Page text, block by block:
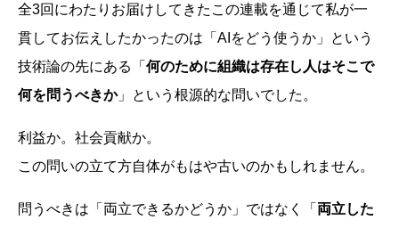
全3回にわたりお届けしてきたこの連載を通じて私が一
貫してお伝えしたかったのは「AIをどう使うか」という
技術論の先にある「 何のために組織は存在し人はそこで
何を問うべきか」という根源的な問いでした。
利益か。社会貢献か。
この問いの立て方自体がもはや古いのかもしれません。
問うべきは「両立できるかどうか」ではなく「 両立した